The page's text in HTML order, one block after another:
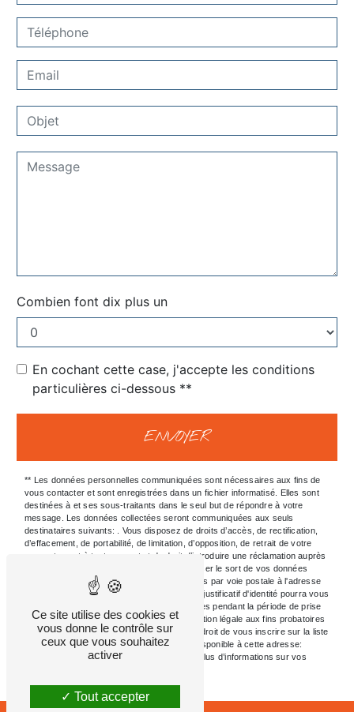
Combien font dix plus un
En cochant cette case, j'accepte les conditions
particulières ci-dessous **
ENVOYER
** Les données personnelles communiquées sont nécessaires aux fins de
vous contacter et sont enregistrées dans un fichier informatisé. Elles sont
destinées à et ses sous-traitants dans le seul but de répondre à votre
message. Les données collectées seront communiquées aux seuls
destinataires suivants: . Vous disposez de droits d’accès, de rectification,
d’effacement, de portabilité, de limitation, d’opposition, de retrait de votre
consentement à tout moment et du droit d’introduire une réclamation auprès
d’une autorité de contrôle, ainsi que d’organiser le sort de vos données
post-mortem. Vous pouvez exercer ces droits par voie postale à l'adresse
ou par courrier électronique à l'adresse . Un justificatif d'identité pourra vous
être demandé. Nous conservons vos données pendant la période de prise
de contact puis pendant la durée de prescription légale aux fins probatoires
et de gestion des contentieux. Vous avez le droit de vous inscrire sur la liste
d'opposition au démarchage téléphonique, disponible à cette adresse:
. Consultez le site cnil.fr pour plus d’informations sur vos
Ce site utilise des cookies et
vous donne le contrôle sur
ceux que vous souhaitez
activer
Tout accepter